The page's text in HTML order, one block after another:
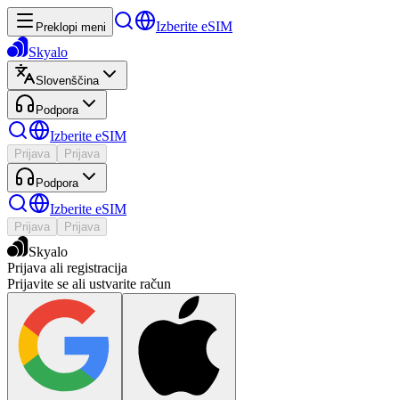
Preklopi meni
Izberite eSIM
Skyalo
Slovenščina
Podpora
Izberite eSIM
Prijava Prijava
Podpora
Izberite eSIM
Prijava Prijava
Skyalo
Prijava ali registracija
Prijavite se ali ustvarite račun